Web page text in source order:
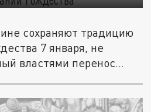
сохраняют традицию
7 января, не
властями перенос...